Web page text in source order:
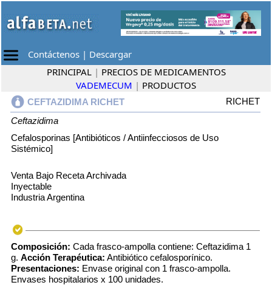
Contáctenos | Descargar
PRINCIPAL | PRECIOS DE MEDICAMENTOS
VADEMECUM | PRODUCTOS
CEFTAZIDIMA RICHET
RICHET
Ceftazidima
Cefalosporinas [Antibióticos / Antiinfecciosos de Uso
Sistémico]
Venta Bajo Receta Archivada
Inyectable
Industria Argentina
Composición: Cada frasco-ampolla contiene: Ceftazidima 1
g. Acción Terapéutica: Antibiótico cefalosporínico.
Presentaciones: Envase original con 1 frasco-ampolla.
Envases hospitalarios x 100 unidades.